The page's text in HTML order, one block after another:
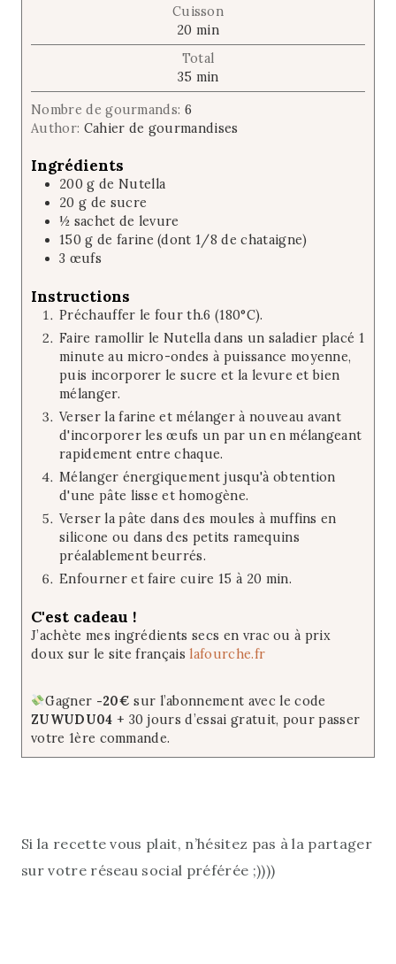
n
u
t
e
s
Cuisson
20m
i
n
u
e
min
Total
35 m
i
u
min
Nombre de gourmands: 6
Author: Cahier de gourmandises
Ingrédients
200 g de Nutella
20 g de sucre
½ sachet de levure
150 g de farine (dont 1/8 de chataigne)
3 œufs
Instructions
Préchauffer le four th.6 (180°C).
Faire ramollir le Nutella dans un saladier placé 1
minute au micro-ondes à puissance moyenne,
puis incorporer le sucre et la levure et bien
mélanger.
Verser la farine et mélanger à nouveau avant
d'incorporer les œufs un par un en mélangeant
rapidement entre chaque.
Mélanger énergiquement jusqu'à obtention
d'une pâte lisse et homogène.
Verser la pâte dans des moules à muffins en
silicone ou dans des petits ramequins
préalablement beurrés.
Enfourner et faire cuire 15 à 20 min.
C'est cadeau !
J’achète mes ingrédients secs en vrac ou à prix
doux sur le site françaislafourche.fr
Gagner -20€ sur l’abonnement avec le code
ZUWUDU04 + 30 jours d’essai gratuit, pour passer
votre 1ère commande.
Si la recette vous plait, n’hésitez pas à la partager
sur votre réseau social préférée ;))))